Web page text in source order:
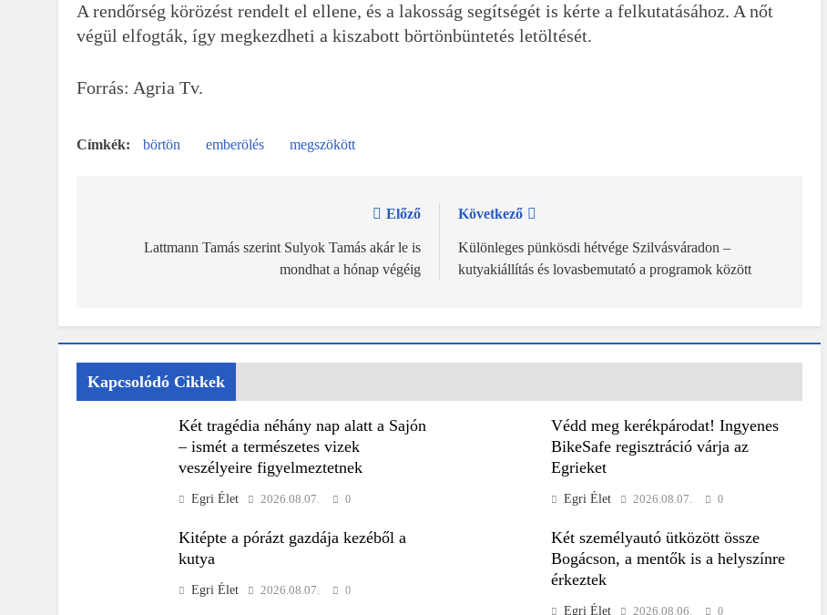
A rendőrség körözést rendelt el ellene, és a lakosság segítségét is kérte a felkutatásához. A nőt
végül elfogták, így megkezdheti a kiszabott börtönbüntetés letöltését.
Forrás: Agria Tv.
börtön emberölés megszökött
navigáció
Előző
Lattmann Tamás szerint Sulyok Tamás akár le is
mondhat a hónap végéig
Következő
Különleges pünkösdi hétvége Szilvásváradon –
kutyakiállítás és lovasbemutató a programok között
Kapcsolódó Cikkek
Két tragédia néhány nap alatt a Sajón
– ismét a természetes vizek
veszélyeire figyelmeztetnek
Egri Élet 2026.08.07. 0
Védd meg kerékpárodat! Ingyenes
BikeSafe regisztráció várja az
Egrieket
Egri Élet 2026.08.07. 0
Kitépte a pórázt gazdája kezéből a
kutya
Egri Élet 2026.08.07. 0
Két személyautó ütközött össze
Bogácson, a mentők is a helyszínre
érkeztek
Egri Élet 2026.08.06. 0